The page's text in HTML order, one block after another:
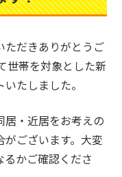
ただきありがとうご
世帯を対象とした新
たしました。
居・近居をお考えの
ございます。大変
かご確認くださ